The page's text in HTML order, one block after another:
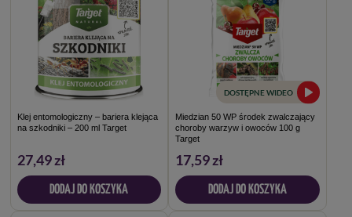
Klej entomologiczny – bariera klejąca
na szkodniki – 200 ml Target
27,49 zł
DODAJ DO KOSZYKA
DOSTĘPNE WIDEO
Miedzian 50 WP środek zwalczający
choroby warzyw i owoców 100 g
Target
17,59 zł
DODAJ DO KOSZYKA